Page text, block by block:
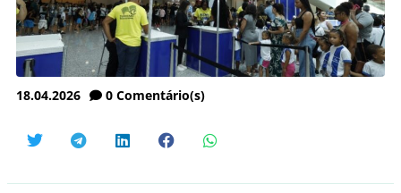
18.04.2026 0 Comentário(s)